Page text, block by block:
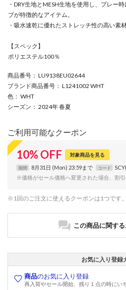
・DRY生地とMESH生地を使用し、プレー
ブが特徴的なアイテム。
・吸水速乾に優れたストレッチ性の高い素
【スペック】
ポリエステル100％
商品番号 ： LU9138EU02644
ブランド商品番号 ： L1241002 WHT
色 ： WHT
シーズン ： 2024年 春夏
ご利用可能なクーポン
10% OFF 対象商品を見る
期間 8月31日 (Mon) 23:59まで コード
※価格がセール価格へ変更された場合、割
※1回のご注文に使えるクーポンは1つです
この商品に関す
お気に入り登録
商品のお気に入り登録
再入荷やセール開始、残り１点の時にい